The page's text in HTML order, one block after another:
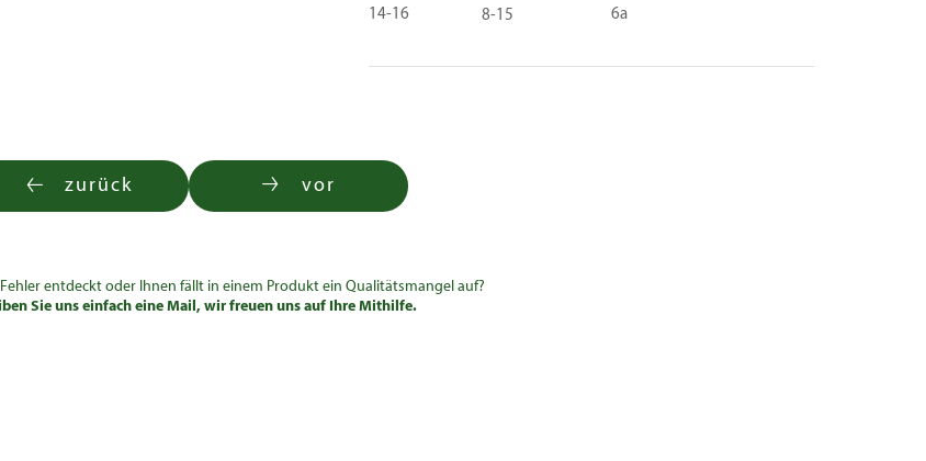
14-16 8-15 6a
zurück vor
entdeckt oder Ihnen fällt in einem Produkt ein Qualitätsmangel auf?
Sie uns einfach eine Mail, wir freuen uns auf Ihre Mithilfe.